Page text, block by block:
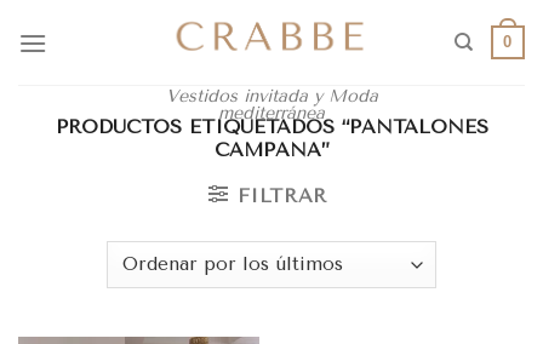
Vestidos invitada y Moda
mediterránea
0
PRODUCTOS ETIQUETADOS “PANTALONES
CAMPANA”
FILTRAR